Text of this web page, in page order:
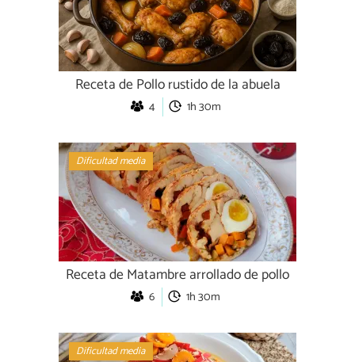
Receta de Pollo rustido de la abuela
4 1h 30m
Dificultad media
Receta de Matambre arrollado de pollo
6 1h 30m
Dificultad media